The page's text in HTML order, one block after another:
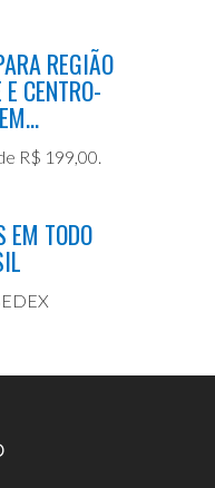
REGIÃO
CENTRO-
R$ 199,00.
EM TODO